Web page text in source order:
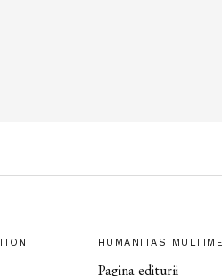
HUMANITAS
Pagina editurii